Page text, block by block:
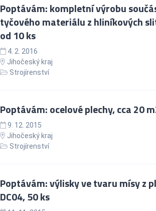
Poptávám: kompletní výrobu
tyčového materiálu z hliníkových
od 10 ks
4. 2. 2016
Jihočeský kraj
Strojírenství
Poptávám: ocelové plechy, cca 20
9. 12. 2015
Jihočeský kraj
Strojírenství
Poptávám: výlisky ve tvaru mísy z
DC04, 50 ks